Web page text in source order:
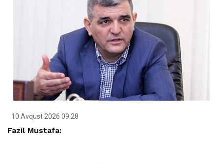
10 Avqust 2026 09:28
Fazil Mustafa: